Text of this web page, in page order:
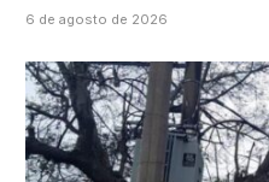
6 de agosto de 2026